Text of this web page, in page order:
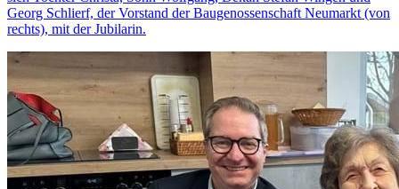
Georg Schlierf, der Vorstand der Baugenossenschaft Neumarkt (von
rechts), mit der Jubilarin.